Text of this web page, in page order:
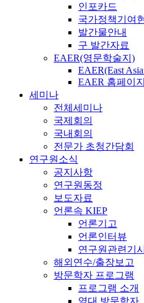
인포카드
국가정책기여
발간물안내
구 발간자료
EAER(영문학술지)
EAER(East
EAER 홈페이
세미나
전체세미나
국제회의
국내회의
전문가 초청간담회
연구원소식
공지사항
연구원동정
보도자료
언론속 KIEP
언론기고
언론인터뷰
연구원관련기
해외연수/출장보고
방문학자 프로그램
프로그램 소개
역대 방문학자